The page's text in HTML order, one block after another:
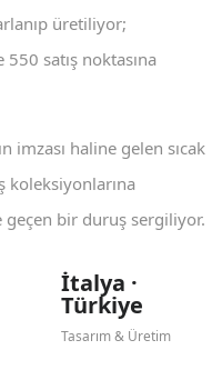
üretiliyor;
satış noktasına
imzası haline gelen sıcak
geçen bir duruş sergiliyor.
İtalya ·
Türkiye
Tasarım & Üretim